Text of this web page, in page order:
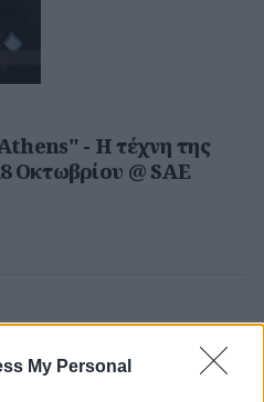
My Personal
- Η τέχνη της
Οκτωβρίου @ SAE
Scissor Sisters δεν